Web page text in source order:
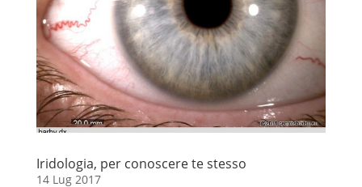
Iridologia, per conoscere te stesso
14 Lug 2017